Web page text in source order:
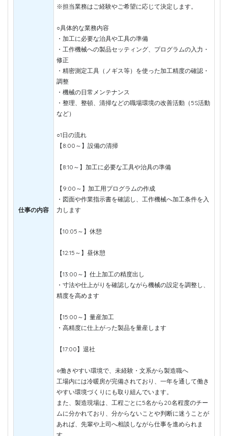
仕事の内容
※担当業務はご経験やご希望に応じて決定します。
○具体的な業務内容
・加工に必要な治具や工具の準備
・工作機械への製品セッティング、プログラムの入力・
修正
・精密測定工具（ノギス等）を使った加工精度の確認・
調整
・機械の日常メンテナンス
・整理、整頓、清掃などの職場環境の改善活動（5S活動
など）
○1日の流れ
【8:00～】設備の清掃
【8:10～】加工に必要な工具や治具の準備
【9:00～】加工用プログラムの作成
・図面や作業指示書を確認し、工作機械へ加工条件を入
力します
【10:05～】休憩
【12:15～】昼休憩
【13:00～】仕上加工の精度出し
・寸法や仕上がりを確認しながら機械の設定を調整し、
精度を高めます
【15:00～】量産加工
・高精度に仕上がった製品を量産します
【17:00】退社
○働きやすい環境で、未経験・文系から製造職へ
工場内には冷暖房が完備されており、一年を通して働き
やすい環境づくりにも取り組んでいます。
また、製造現場は、工程ごとに5名から20名程度のチー
ムに分かれており、分からないことや判断に迷うことが
あれば、先輩や上司へ相談しながら仕事を進められま